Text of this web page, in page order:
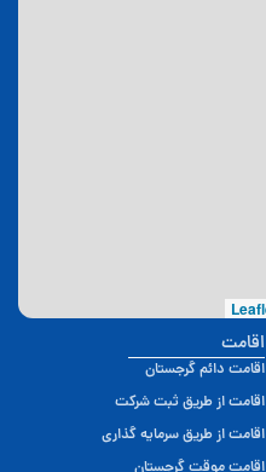
اقامت
اقامت دائم گرجستان
اقامت از طریق ثبت شرکت
اقامت از طریق سرمایه گذاری